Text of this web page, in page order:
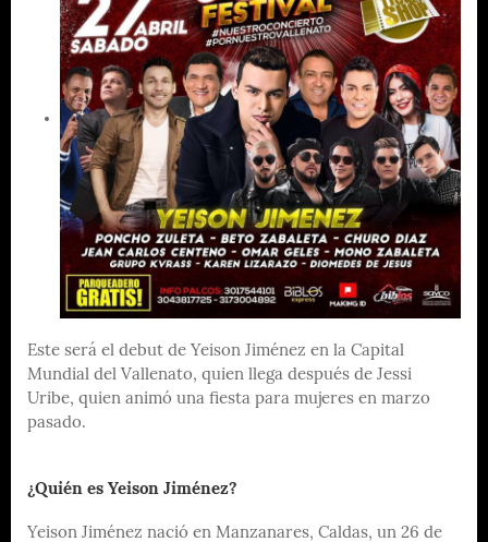
Este será el debut de Yeison Jiménez en la Capital
Mundial del Vallenato, quien llega después de Jessi
Uribe, quien animó una fiesta para mujeres en marzo
pasado.
¿Quién es Yeison Jiménez?
Yeison Jiménez nació en Manzanares, Caldas, un 26 de